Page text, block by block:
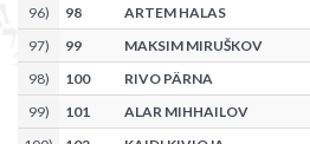
96) 98 ARTEM HALAS
97) 99 MAKSIM MIRUŠKOV
98) 100 RIVO PÄRNA
99) 101 ALAR MIHHAILOV